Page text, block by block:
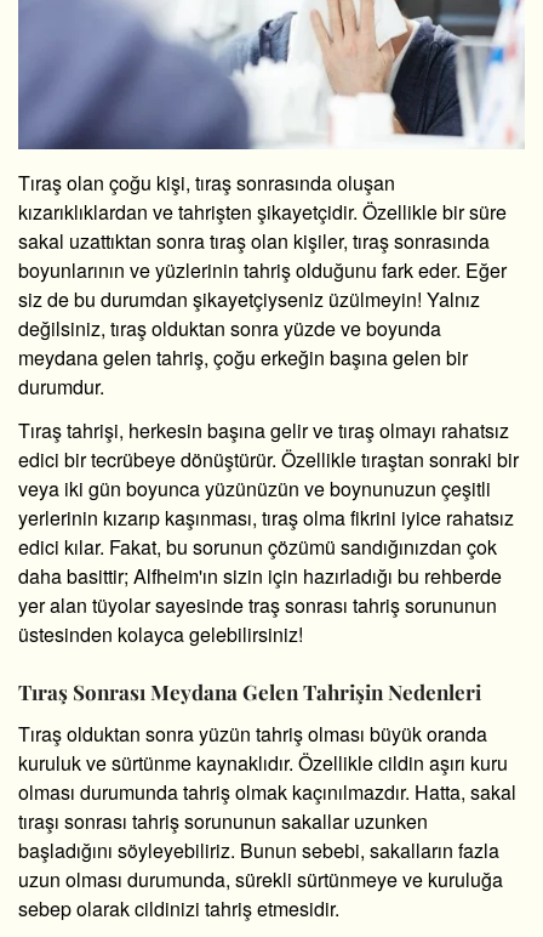
Tıraş olan çoğu kişi, tıraş sonrasında oluşan
kızarıklıklardan ve tahrişten şikayetçidir. Özellikle bir süre
sakal uzattıktan sonra tıraş olan kişiler, tıraş sonrasında
boyunlarının ve yüzlerinin tahriş olduğunu fark eder. Eğer
siz de bu durumdan şikayetçiyseniz üzülmeyin! Yalnız
değilsiniz, tıraş olduktan sonra yüzde ve boyunda
meydana gelen tahriş, çoğu erkeğin başına gelen bir
durumdur.
Tıraş tahrişi, herkesin başına gelir ve tıraş olmayı rahatsız
edici bir tecrübeye dönüştürür. Özellikle tıraştan sonraki bir
veya iki gün boyunca yüzünüzün ve boynunuzun çeşitli
yerlerinin kızarıp kaşınması, tıraş olma fikrini iyice rahatsız
edici kılar. Fakat, bu sorunun çözümü sandığınızdan çok
daha basittir; Alfheim'ın sizin için hazırladığı bu rehberde
yer alan tüyolar sayesinde traş sonrası tahriş sorununun
üstesinden kolayca gelebilirsiniz!
Tıraş Sonrası Meydana Gelen Tahrişin Nedenleri
Tıraş olduktan sonra yüzün tahriş olması büyük oranda
kuruluk ve sürtünme kaynaklıdır. Özellikle cildin aşırı kuru
olması durumunda tahriş olmak kaçınılmazdır. Hatta, sakal
tıraşı sonrası tahriş sorununun sakallar uzunken
başladığını söyleyebiliriz. Bunun sebebi, sakalların fazla
uzun olması durumunda, sürekli sürtünmeye ve kuruluğa
sebep olarak cildinizi tahriş etmesidir.